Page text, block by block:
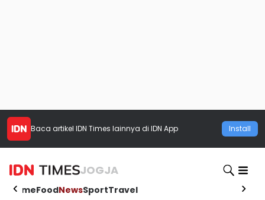
Baca artikel IDN Times lainnya di IDN App Install
JOGJA
HomeFoodNewsSportTravel